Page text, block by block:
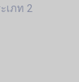
เภท 2